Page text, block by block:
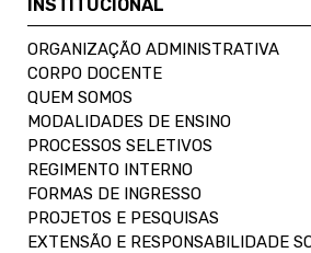
INSTITUCIONAL
ORGANIZAÇÃO ADMINISTRATIVA
CORPO DOCENTE
QUEM SOMOS
MODALIDADES DE ENSINO
PROCESSOS SELETIVOS
REGIMENTO INTERNO
FORMAS DE INGRESSO
PROJETOS E PESQUISAS
EXTENSÃO E RESPONSABILIDADE